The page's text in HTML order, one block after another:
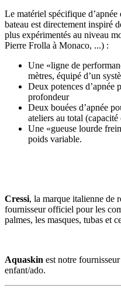
Le matériel spécifique d’apnée
bateau est directement inspiré
plus expérimentés au niveau
Pierre Frolla à Monaco, ...) :
Une «ligne de
mètres, équipé d’un
Deux potences d’apnée
profondeur
Deux bouées d’apnée
ateliers au total
Une «gueuse lourde
poids variable.
Cressi, la marque italienne de
fournisseur officiel pour les
palmes, les masques, tubas et
Aquaskin est notre
enfant/ado.